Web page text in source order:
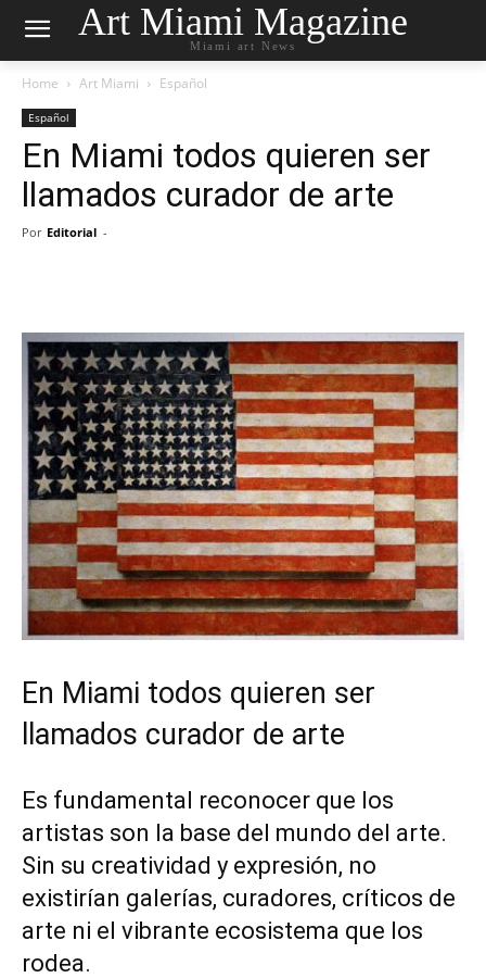
Art Miami Magazine
Miami art News
Home Art Miami Español
Español
En Miami todos quieren ser
llamados curador de arte
Por Editorial -
En Miami todos quieren ser
llamados curador de arte
Es fundamental reconocer que los
artistas son la base del mundo del arte.
Sin su creatividad y expresión, no
existirían galerías, curadores, críticos de
arte ni el vibrante ecosistema que los
rodea.